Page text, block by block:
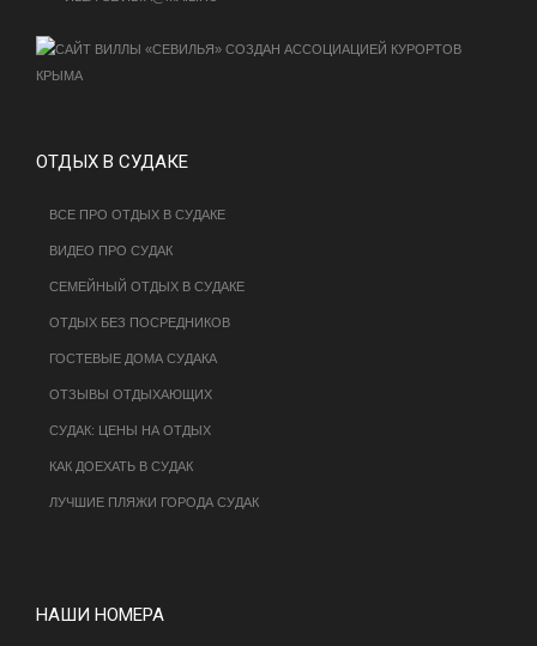
ОТДЫХ В СУДАКЕ
ВСЕ ПРО ОТДЫХ В СУДАКЕ
ВИДЕО ПРО СУДАК
СЕМЕЙНЫЙ ОТДЫХ В СУДАКЕ
ОТДЫХ БЕЗ ПОСРЕДНИКОВ
ГОСТЕВЫЕ ДОМА СУДАКА
ОТЗЫВЫ ОТДЫХАЮЩИХ
СУДАК: ЦЕНЫ НА ОТДЫХ
КАК ДОЕХАТЬ В СУДАК
ЛУЧШИЕ ПЛЯЖИ ГОРОДА СУДАК
НАШИ НОМЕРА